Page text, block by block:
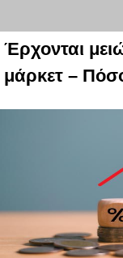
Έρχονται
μάρκετ –